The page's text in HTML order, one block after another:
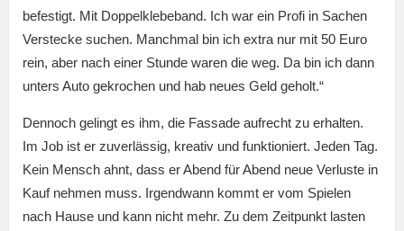
befestigt. Mit Doppelklebeband. Ich war ein Profi in Sachen
Verstecke suchen. Manchmal bin ich extra nur mit 50 Euro
rein, aber nach einer Stunde waren die weg. Da bin ich dann
unters Auto gekrochen und hab neues Geld geholt.“
Dennoch gelingt es ihm, die Fassade aufrecht zu erhalten.
Im Job ist er zuverlässig, kreativ und funktioniert. Jeden Tag.
Kein Mensch ahnt, dass er Abend für Abend neue Verluste in
Kauf nehmen muss. Irgendwann kommt er vom Spielen
nach Hause und kann nicht mehr. Zu dem Zeitpunkt lasten